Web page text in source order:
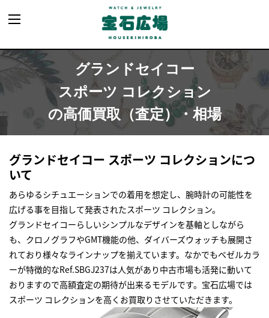
グランドセイコー
スポーツ コレクション
の高価買取（査定）・相場
グランドセイコー スポーツ コレクションにつ
いて
あらゆるシチュエーションでの着用を想定し、腕時計の可能性を
広げる事を目指して発表されたスポーツ コレクション。
グランドセイコーらしいシンプルなデザインを基軸としながら
も、クロノグラフやGMT機能の他、ダイバーズウォッチも展開さ
れており様々なラインナップを揃えています。なかでもベゼルカラ
ーが特徴的なRef.SBGJ237は人気があり中古市場も活発に動いて
おりますので高額査定の期待が出来るモデルです。宝石広場では
スポーツ コレクションを高くお買取りさせていただきます。